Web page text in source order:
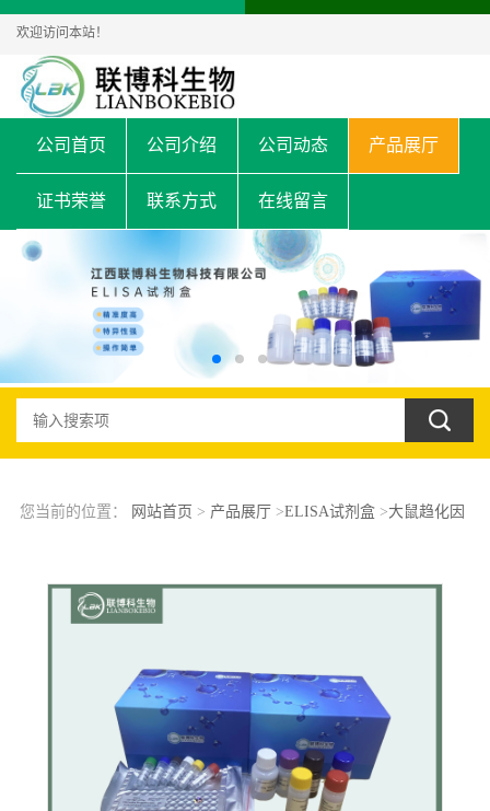
欢迎访问本站！
公司首页 公司介绍 公司动态 产品展厅
证书荣誉 联系方式 在线留言
您当前的位置： 网站首页 > 产品展厅 >ELISA试剂盒>大鼠趋化因